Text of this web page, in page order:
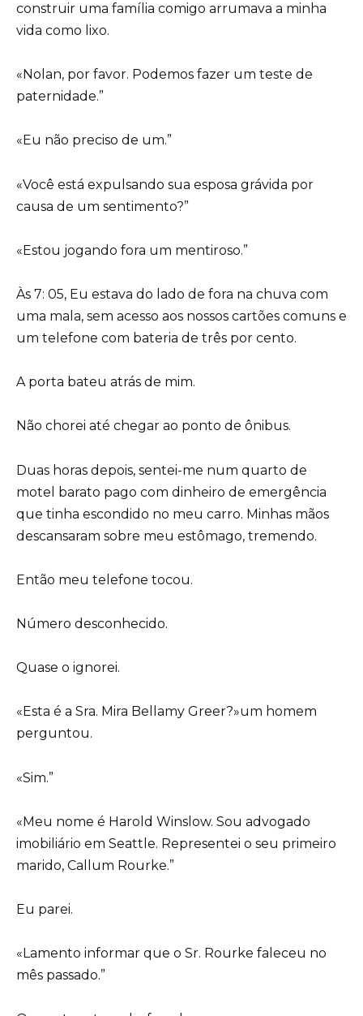
construir uma família comigo arrumava a minha
vida como lixo.
«Nolan, por favor. Podemos fazer um teste de
paternidade.”
«Eu não preciso de um.”
«Você está expulsando sua esposa grávida por
causa de um sentimento?”
«Estou jogando fora um mentiroso.”
Às 7: 05, Eu estava do lado de fora na chuva com
uma mala, sem acesso aos nossos cartões comuns e
um telefone com bateria de três por cento.
A porta bateu atrás de mim.
Não chorei até chegar ao ponto de ônibus.
Duas horas depois, sentei-me num quarto de
motel barato pago com dinheiro de emergência
que tinha escondido no meu carro. Minhas mãos
descansaram sobre meu estômago, tremendo.
Então meu telefone tocou.
Número desconhecido.
Quase o ignorei.
«Esta é a Sra. Mira Bellamy Greer?»um homem
perguntou.
«Sim.”
«Meu nome é Harold Winslow. Sou advogado
imobiliário em Seattle. Representei o seu primeiro
marido, Callum Rourke.”
Eu parei.
«Lamento informar que o Sr. Rourke faleceu no
mês passado.”